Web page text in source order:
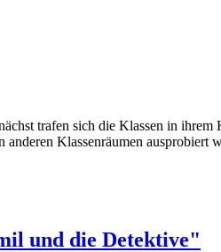
trafen sich die Klassen in
anderen Klassenräumen
und die Detektive"